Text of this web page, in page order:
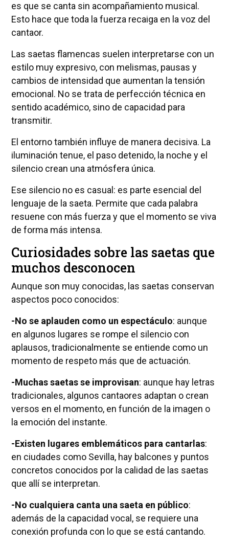
es que se canta sin acompañamiento musical.
Esto hace que toda la fuerza recaiga en la voz del
cantaor.
Las saetas flamencas suelen interpretarse con un
estilo muy expresivo, con melismas, pausas y
cambios de intensidad que aumentan la tensión
emocional. No se trata de perfección técnica en
sentido académico, sino de capacidad para
transmitir.
El entorno también influye de manera decisiva. La
iluminación tenue, el paso detenido, la noche y el
silencio crean una atmósfera única.
Ese silencio no es casual: es parte esencial del
lenguaje de la saeta. Permite que cada palabra
resuene con más fuerza y que el momento se viva
de forma más intensa.
Curiosidades sobre las saetas que
muchos desconocen
Aunque son muy conocidas, las saetas conservan
aspectos poco conocidos:
-No se aplauden como un espectáculo: aunque
en algunos lugares se rompe el silencio con
aplausos, tradicionalmente se entiende como un
momento de respeto más que de actuación.
-Muchas saetas se improvisan: aunque hay letras
tradicionales, algunos cantaores adaptan o crean
versos en el momento, en función de la imagen o
la emoción del instante.
-Existen lugares emblemáticos para cantarlas:
en ciudades como Sevilla, hay balcones y puntos
concretos conocidos por la calidad de las saetas
que allí se interpretan.
-No cualquiera canta una saeta en público:
además de la capacidad vocal, se requiere una
conexión profunda con lo que se está cantando.